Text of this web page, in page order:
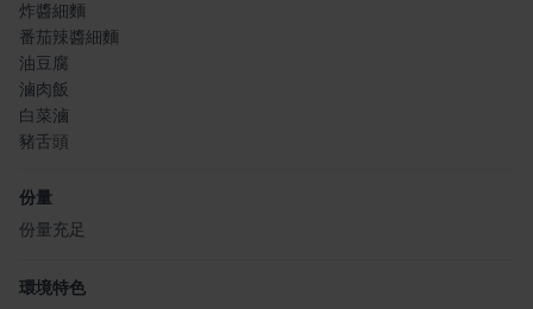
炸醬細麵
番茄辣醬細麵
油豆腐
滷肉飯
白菜滷
豬舌頭
份量
份量充足
環境特色